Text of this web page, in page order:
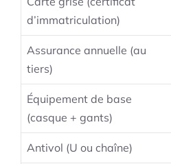
d’immatriculation)
Assurance annuelle (au
tiers)
Équipement de base
(casque + gants)
Antivol (U ou chaîne)